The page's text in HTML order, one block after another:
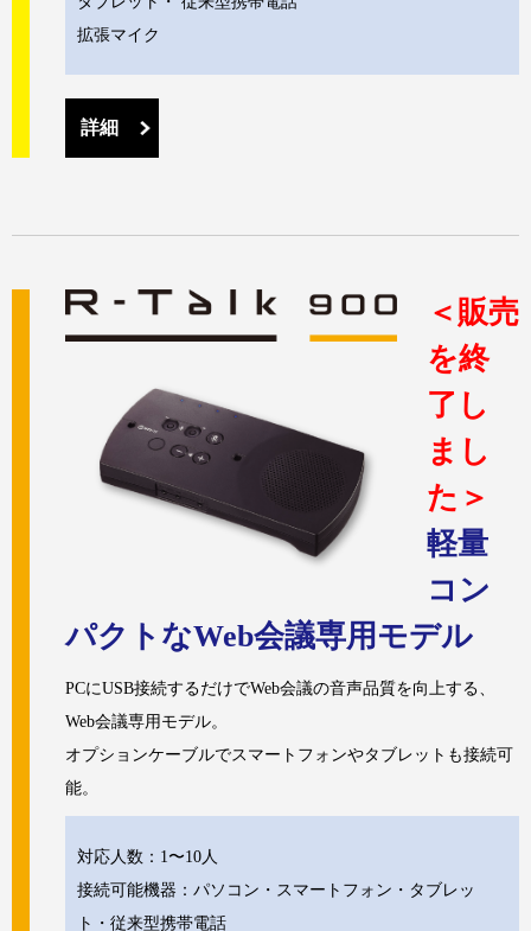
拡張マイク
詳細
＜販売
を終
了し
まし
た＞
軽量
コン
パクトなWeb会議専用モデル
PCにUSB接続するだけでWeb会議の音声品質を向上する、
Web会議専用モデル。
オプションケーブルでスマートフォンやタブレットも接続可
能。
対応人数：1〜10人
接続可能機器：パソコン・スマートフォン・タブレッ
ト・従来型携帯電話